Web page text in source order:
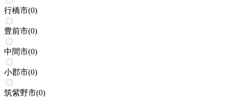
行橋市(0)
豊前市(0)
中間市(0)
小郡市(0)
筑紫野市(0)